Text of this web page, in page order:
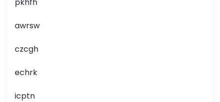
awrsw
czcgh
echrk
icptn